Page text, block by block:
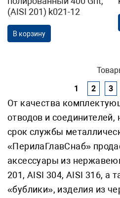
(AISI 201) k021-12
В корзину
1
2 3
От качества
отводов и
срок службы
«ПерилаГлавСнаб»
аксессуары из
201, AISI 304, AISI 316, а
«бублики», изделия из